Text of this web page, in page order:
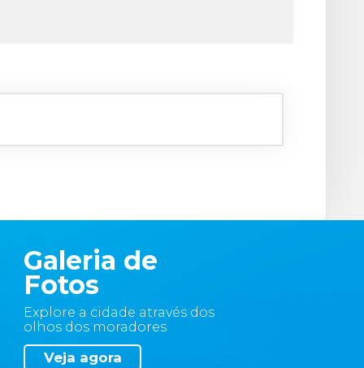
Galeria de
Fotos
Explore a cidade através dos
olhos dos moradores
Veja agora